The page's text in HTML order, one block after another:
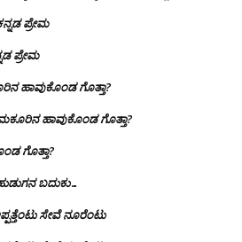
ಪ್ರೇಮ
ಪ್ರೇಮ
ಹಾವುಕೊಂಡ ಗೊತ್ತಾ?
ಹಾವುಕೊಂಡ ಗೊತ್ತಾ?
ಗೊತ್ತಾ?
ಬದುಕು…
ಸೇವೆ ನೂರೆಂಟು